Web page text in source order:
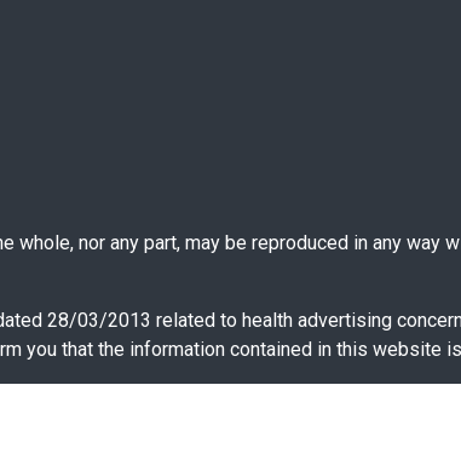
nor any part, may be reproduced in any way
28/03/2013 related to health advertising
you that the information contained in this website